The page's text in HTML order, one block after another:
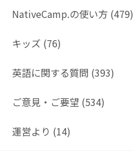
NativeCamp.の使い方 (479)
キッズ (76)
英語に関する質問 (393)
ご意見・ご要望 (534)
運営より (14)